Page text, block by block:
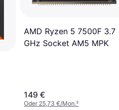
AMD Ryzen 5 7500F 3.7
GHz Socket AM5 MPK
149 €
Oder 25,73 €/Mon.²